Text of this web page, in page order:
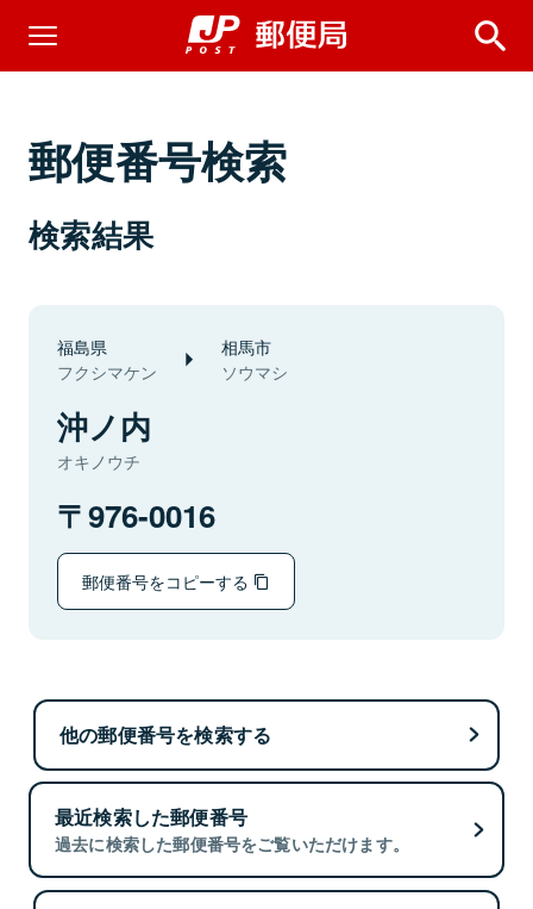
郵便番号検索
検索結果
福島県
フクシマケン
相馬市
ソウマシ
沖ノ内
オキノウチ
976-0016
郵便番号をコピーする
他の郵便番号を検索する
最近検索した郵便番号
過去に検索した郵便番号をご覧いただけます。